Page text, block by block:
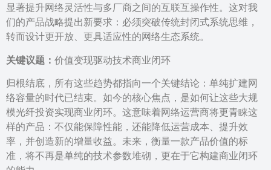
显著提升网络灵活性与多厂商之间的互联互操作性。这对我
们的产品战略提出新要求：必须突破传统封闭式系统思维，
转而设计更开放、更具适应性的网络生态系统。
关键议题： 价值变现驱动技术商业闭环
归根结底，所有这些趋势都指向一个关键结论：单纯扩建网
络容量的时代已结束。如今的核心焦点，是如何让这些大规
模光纤投资实现商业闭环。这意味着网络运营商将更青睐这
样的产品：不仅能保障性能，还能降低运营成本、提升效
率，并创造新的增量收益。未来，衡量一款产品价值的标
准，将不再是单纯的技术参数堆砌，更在于它构建商业闭环